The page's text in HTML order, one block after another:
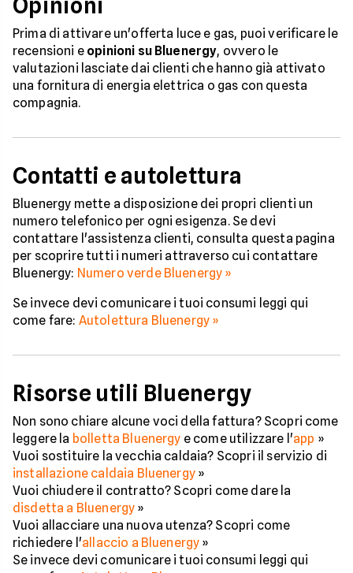
Opinioni
Prima di attivare un'offerta luce e gas, puoi verificare le
recensioni e opinioni su Bluenergy, ovvero le
valutazioni lasciate dai clienti che hanno già attivato
una fornitura di energia elettrica o gas con questa
compagnia.
Contatti e autolettura
Bluenergy mette a disposizione dei propri clienti un
numero telefonico per ogni esigenza. Se devi
contattare l'assistenza clienti, consulta questa pagina
per scoprire tutti i numeri attraverso cui contattare
Bluenergy: Numero verde Bluenergy »
Se invece devi comunicare i tuoi consumi leggi qui
come fare: Autolettura Bluenergy »
Risorse utili Bluenergy
Non sono chiare alcune voci della fattura? Scopri come
leggere la bolletta Bluenergy e come utilizzare l'app »
Vuoi sostituire la vecchia caldaia? Scopri il servizio di
installazione caldaia Bluenergy»
Vuoi chiudere il contratto? Scopri come dare la
disdetta a Bluenergy »
Vuoi allacciare una nuova utenza? Scopri come
richiedere l'allaccio a Bluenergy »
Se invece devi comunicare i tuoi consumi leggi qui